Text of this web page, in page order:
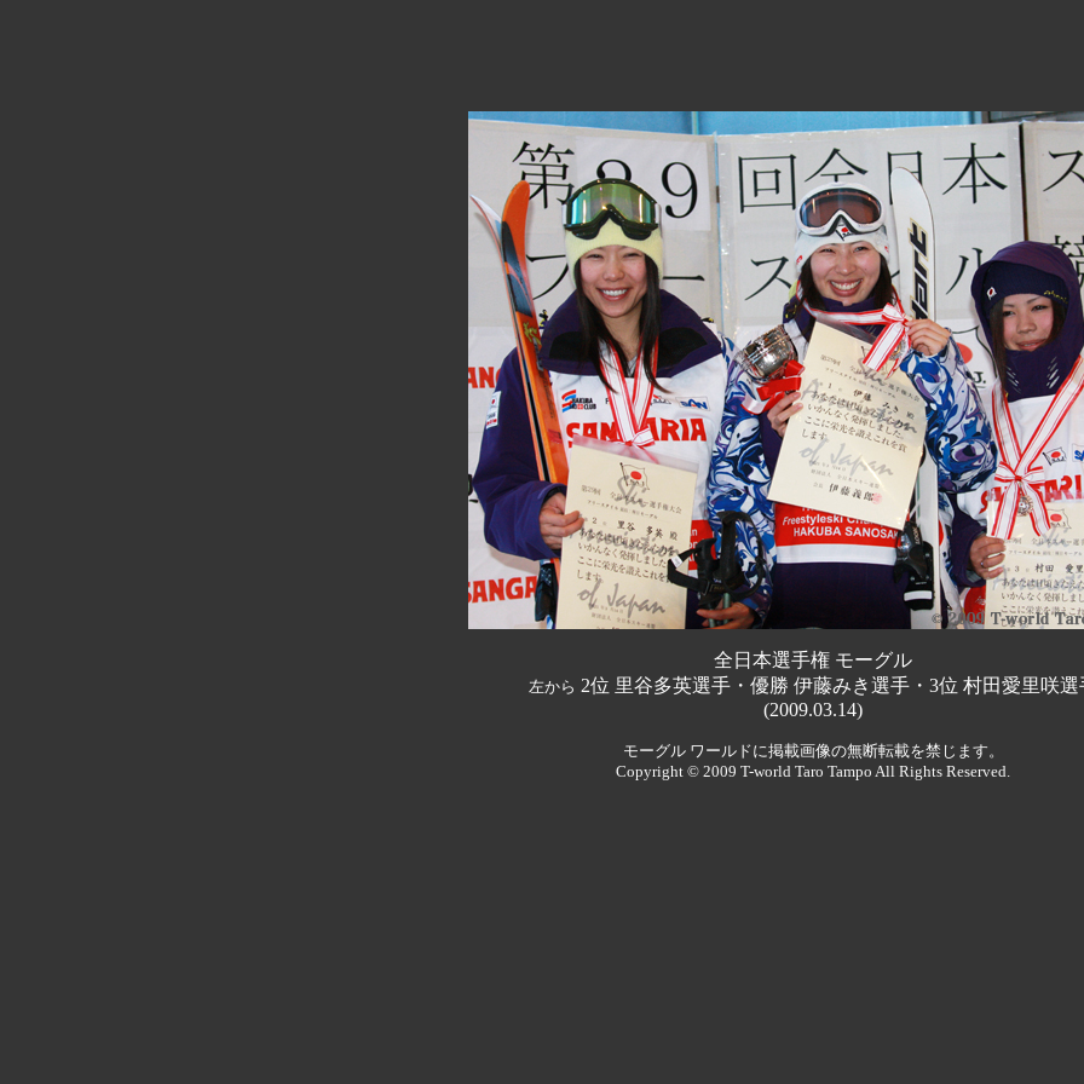
全日本選手権 モーグル
左から 2位 里谷多英選手・優勝 伊藤みき選手・3位 村田愛里咲選
(2009.03.14)
モーグル ワールドに掲載画像の無断転載を禁じます。
Copyright © 2009 T-world Taro Tampo All Rights Reserved.